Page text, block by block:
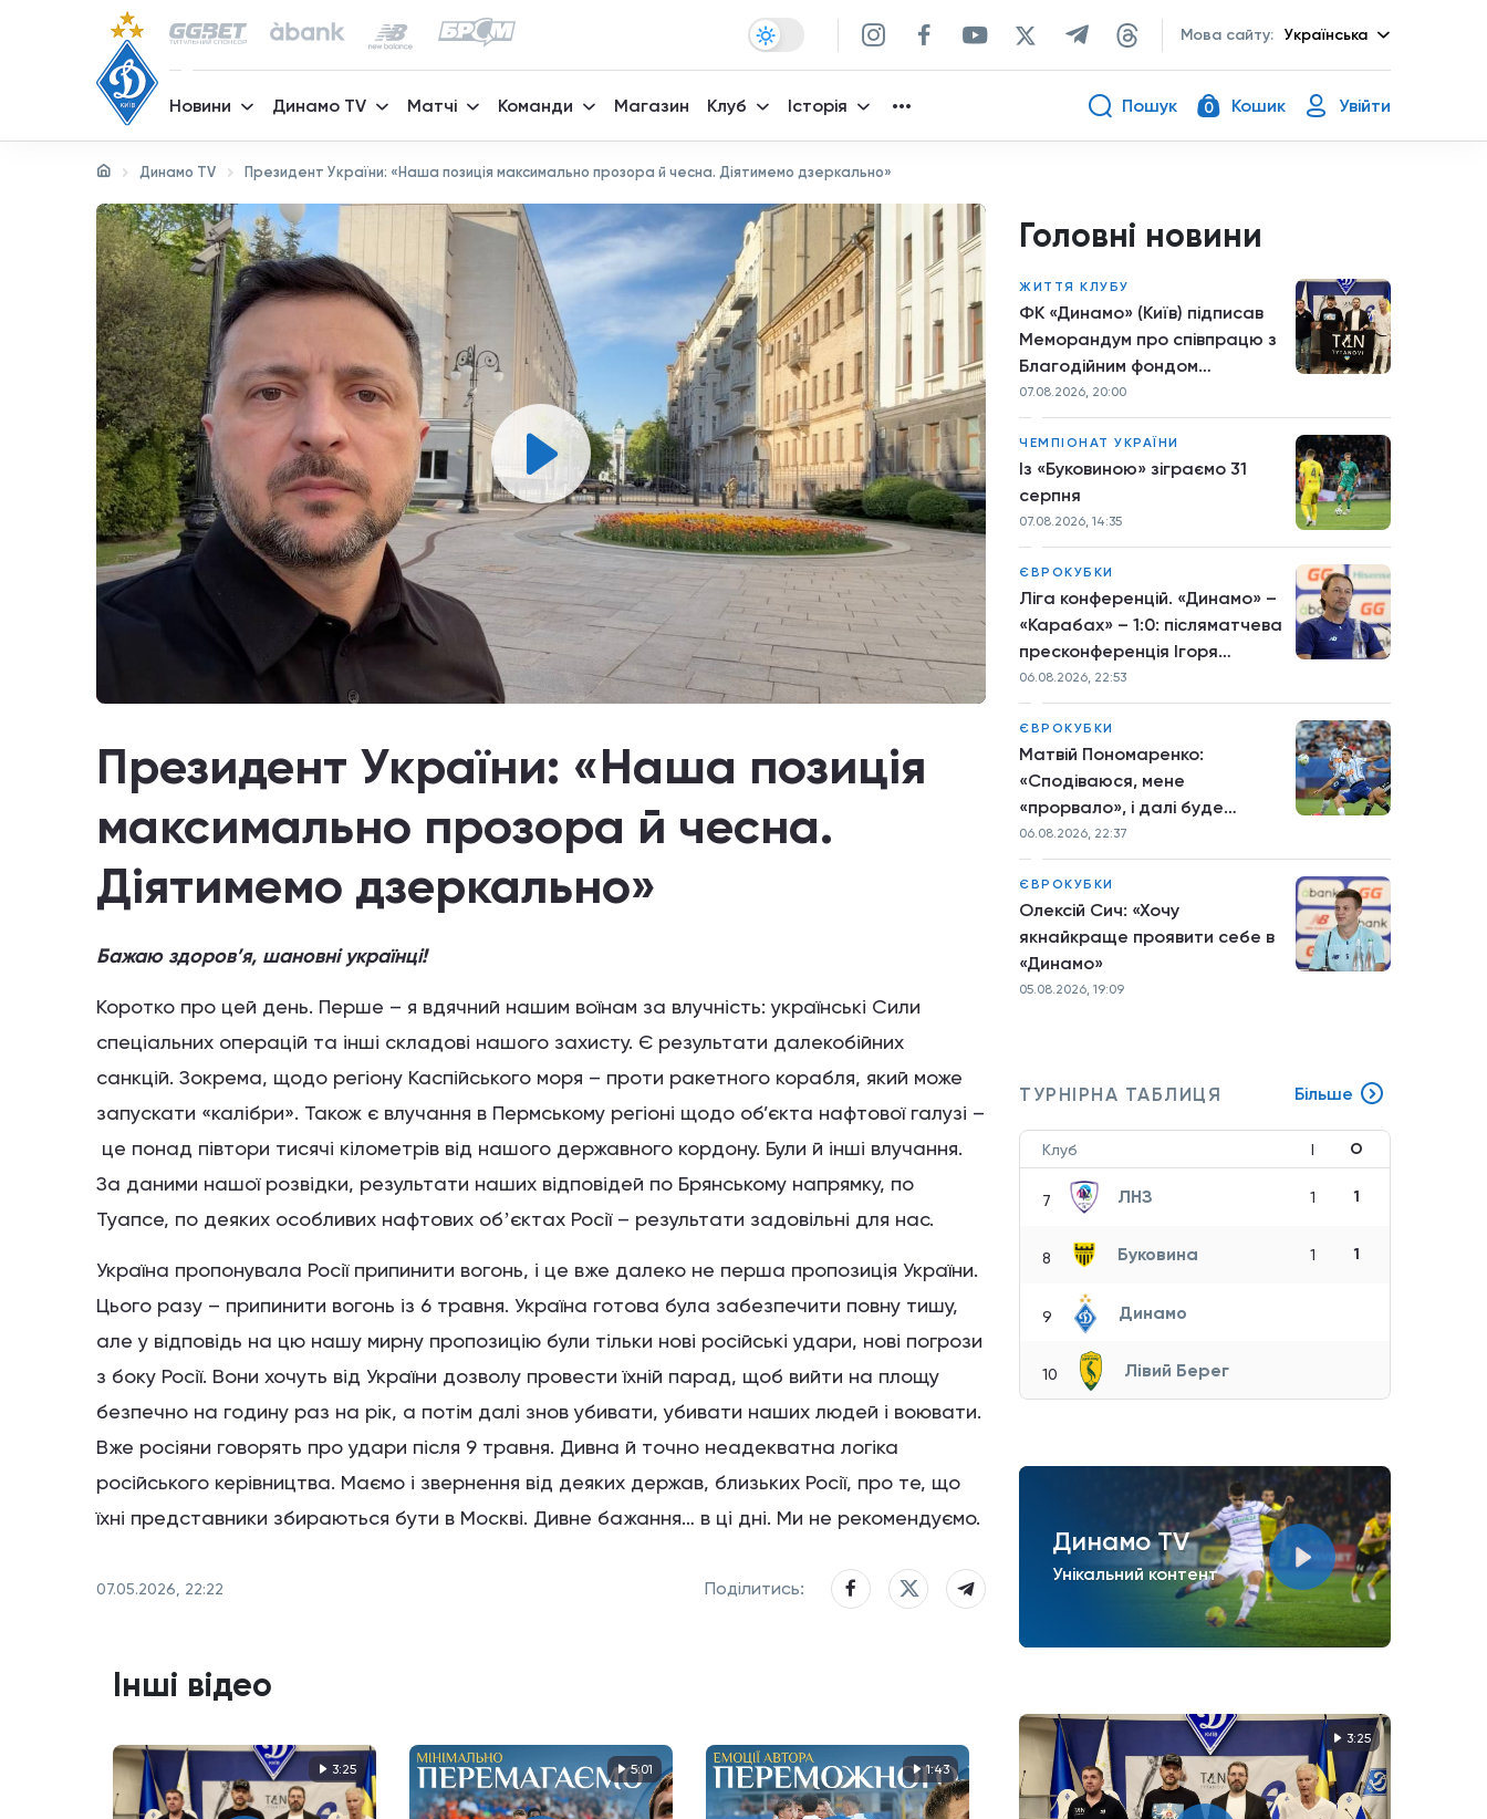
Мова сайту: Українська
Новини Динамо TV Матчі Команди Магазин Клуб Історія Пошук 0 Кошик Увійти
Динамо TV Президент України: «Наша позиція максимально прозора й чесна. Діятимемо дзеркально»
Президент України: «Наша позиція
максимально прозора й чесна.
Діятимемо дзеркально»
Бажаю здоров’я, шановні українці!
Коротко про цей день. Перше – я вдячний нашим воїнам за влучність: українські Сили
спеціальних операцій та інші складові нашого захисту. Є результати далекобійних
санкцій. Зокрема, щодо регіону Каспійського моря – проти ракетного корабля, який може
запускати «калібри». Також є влучання в Пермському регіоні щодо об’єкта нафтової галузі –
це понад півтори тисячі кілометрів від нашого державного кордону. Були й інші влучання.
За даними нашої розвідки, результати наших відповідей по Брянському напрямку, по
Туапсе, по деяких особливих нафтових обʼєктах Росії – результати задовільні для нас.
Україна пропонувала Росії припинити вогонь, і це вже далеко не перша пропозиція України.
Цього разу – припинити вогонь із 6 травня. Україна готова була забезпечити повну тишу,
але у відповідь на цю нашу мирну пропозицію були тільки нові російські удари, нові погрози
з боку Росії. Вони хочуть від України дозволу провести їхній парад, щоб вийти на площу
безпечно на годину раз на рік, а потім далі знов убивати, убивати наших людей і воювати.
Вже росіяни говорять про удари після 9 травня. Дивна й точно неадекватна логіка
російського керівництва. Маємо і звернення від деяких держав, близьких Росії, про те, що
їхні представники збираються бути в Москві. Дивне бажання… в ці дні. Ми не рекомендуємо.
07.05.2026, 22:22 Поділитись:
Інші відео
3:25 5:01 1:43
Головні новини
ЖИТТЯ КЛУБУ
ФК «Динамо» (Київ) підписав
Меморандум про співпрацю з
Благодійним фондом
TYTANOVI
07.08.2026, 20:00
ЧЕМПІОНАТ УКРАЇНИ
Із «Буковиною» зіграємо 31
серпня
07.08.2026, 14:35
ЄВРОКУБКИ
Ліга конференцій. «Динамо» –
«Карабах» – 1:0: післяматчева
пресконференція Ігоря
Костюка
06.08.2026, 22:53
ЄВРОКУБКИ
Матвій Пономаренко:
«Сподіваюся, мене
«прорвало», і далі буде
більше»
06.08.2026, 22:37
ЄВРОКУБКИ
Олексій Сич: «Хочу
якнайкраще проявити себе в
«Динамо»
05.08.2026, 19:09
ТУРНІРНА ТАБЛИЦЯ Більше
Клуб І О
7 ЛНЗ 1 1
8 Буковина 1 1
9 Динамо
10 Лівий Берег
Динамо TV
Унікальний контент
3:25